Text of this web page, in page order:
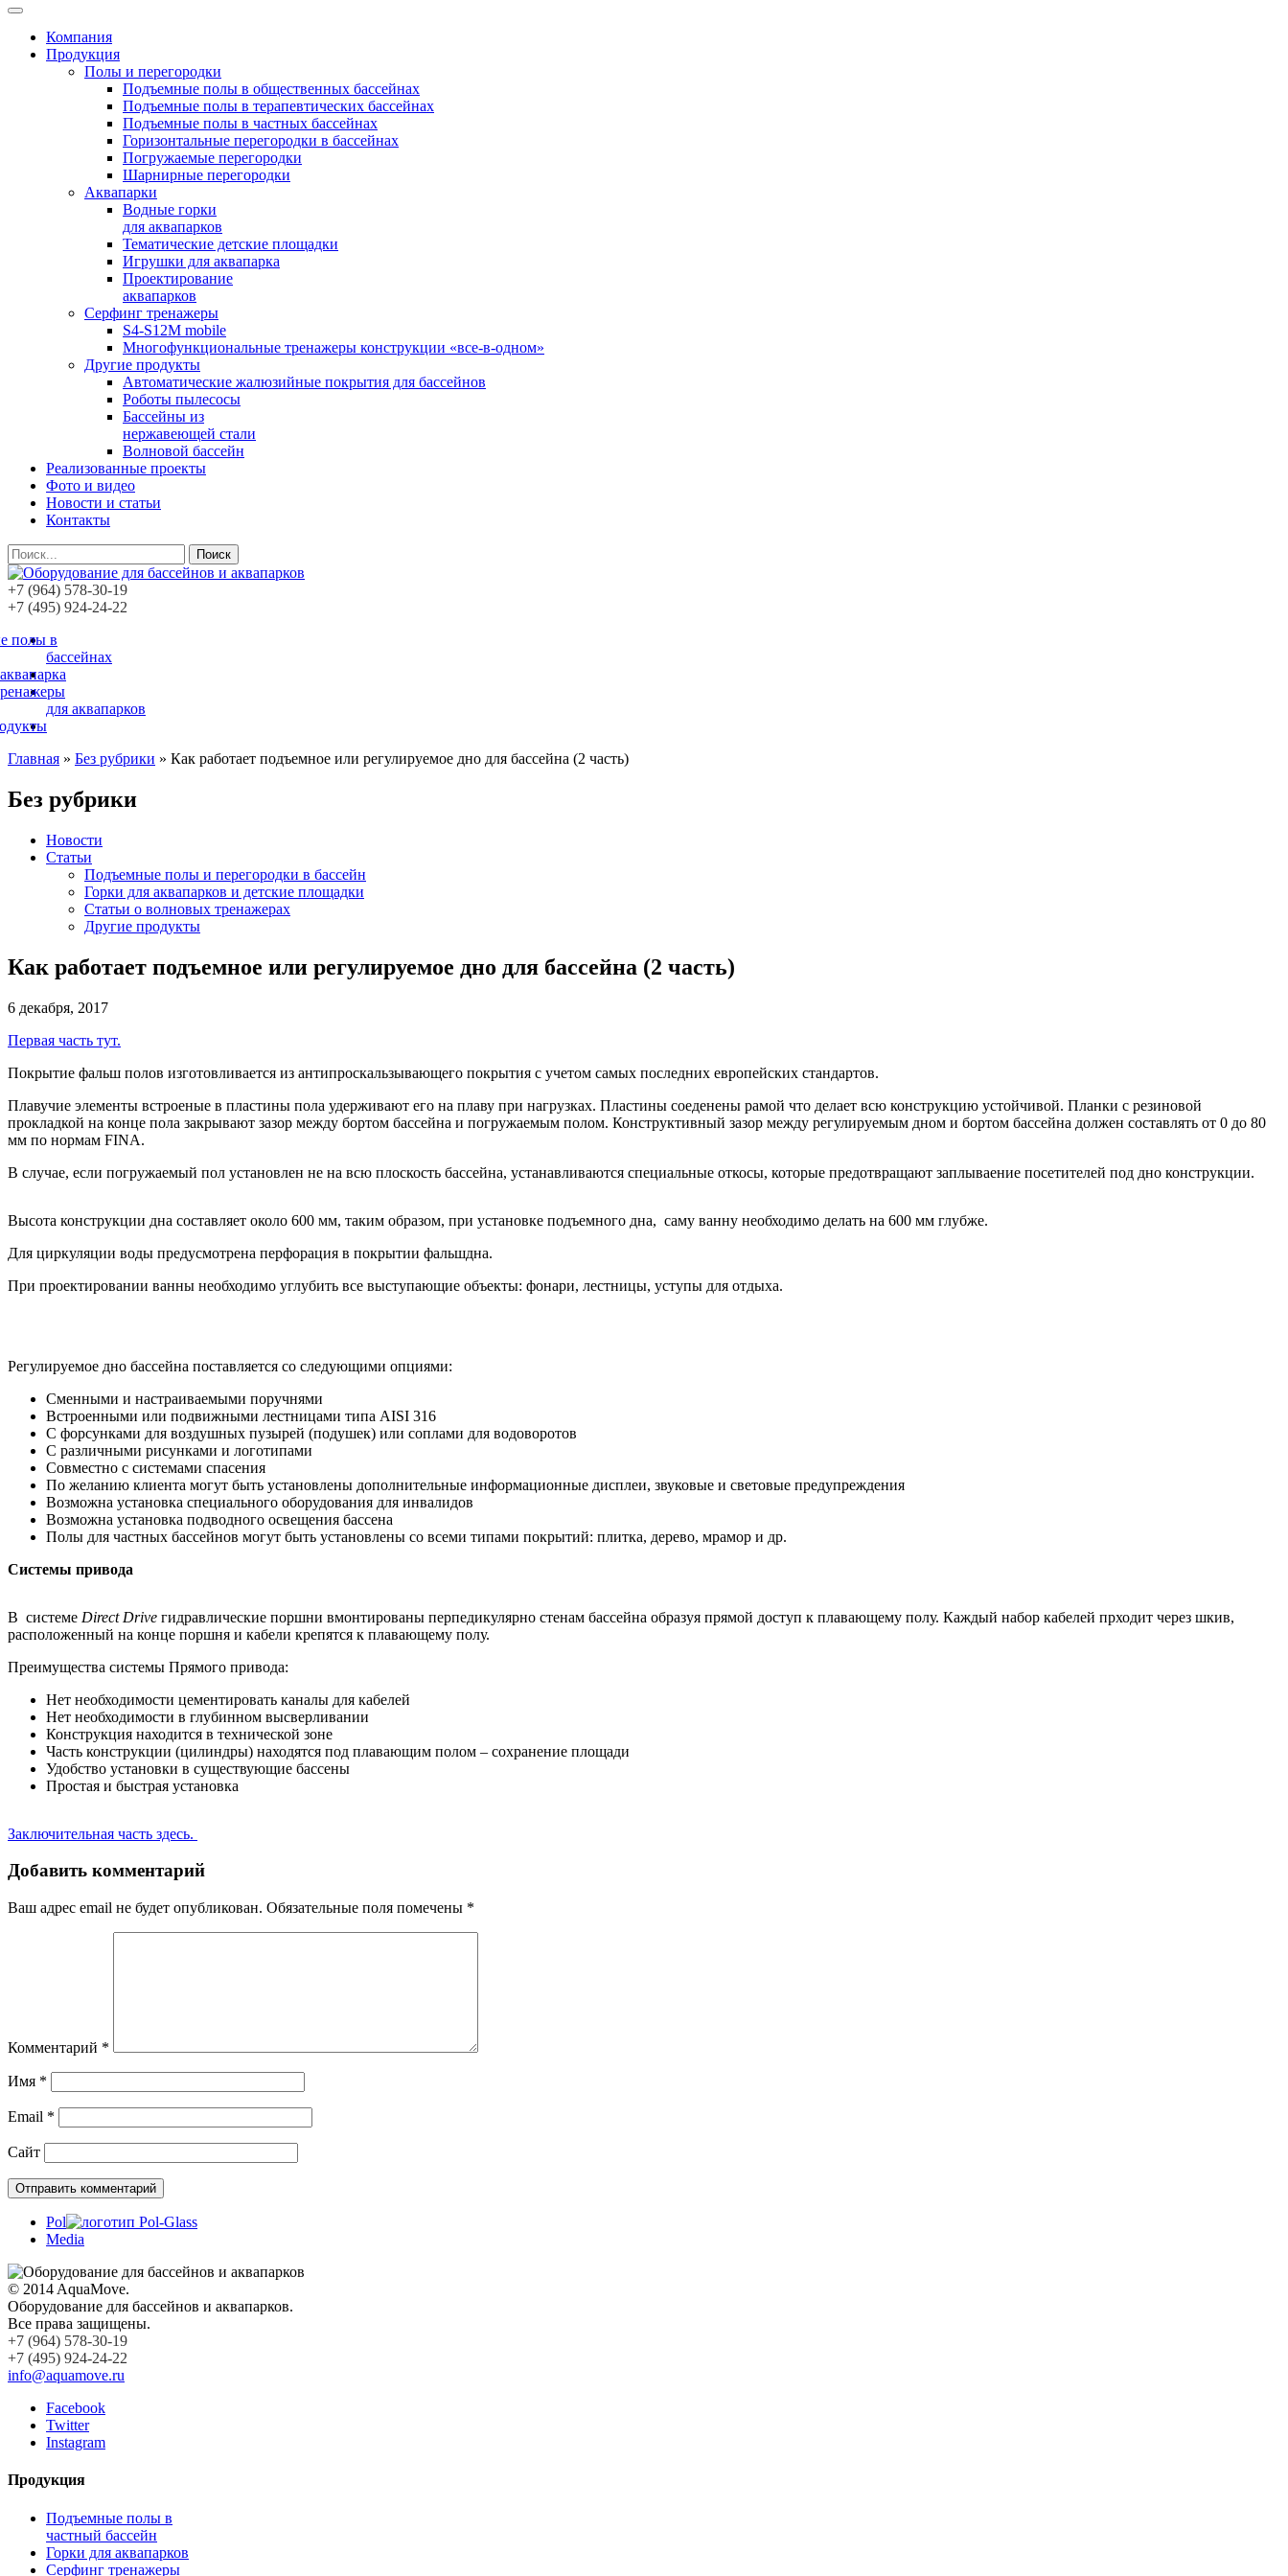
Компания
Продукция
Полы и перегородки
Подъемные полы в общественных бассейнах
Подъемные полы в терапевтических бассейнах
Подъемные полы в частных бассейнах
Горизонтальные перегородки в бассейнах
Погружаемые перегородки
Шарнирные перегородки
Аквапарки
Водные горки
для аквапарков
Тематические детские площадки
Игрушки для аквапарка
Проектирование
аквапарков
Серфинг тренажеры
S4-S12M mobile
Многофункциональные тренажеры конструкции «все-в-одном»
Другие продукты
Автоматические жалюзийные покрытия для бассейнов
Роботы пылесосы
Бассейны из
нержавеющей стали
Волновой бассейн
Реализованные проекты
Фото и видео
Новости и статьи
Контакты
Поиск
+7 (964) 578-30-19
+7 (495) 924-24-22
полы в
бассейнах
для аквапарков
Главная » Без рубрики » Как работает подъемное или регулируемое дно для бассейна (2 часть)
Без рубрики
Новости
Статьи
Подъемные полы и перегородки в бассейн
Горки для аквапарков и детские площадки
Статьи о волновых тренажерах
Другие продукты
Как работает подъемное или регулируемое дно для бассейна (2 часть)
6 декабря, 2017
Первая часть тут.
Покрытие фальш полов изготовливается из антипроскальзывающего покрытия с учетом самых последних европейских стандартов.
Плавучие элементы встроеные в пластины пола удерживают его на плаву при нагрузках. Пластины соеденены рамой что делает всю конструкцию устойчивой. Планки с резиновой
прокладкой на конце пола закрывают зазор между бортом бассейна и погружаемым полом. Конструктивный зазор между регулируемым дном и бортом бассейна должен составлять от 0 до 80
мм по нормам FINA.
В случае, если погружаемый пол установлен не на всю плоскость бассейна, устанавливаются специальные откосы, которые предотвращают заплываение посетителей под дно конструкции.
Высота конструкции дна составляет около 600 мм, таким образом, при установке подъемного дна, саму ванну необходимо делать на 600 мм глубже.
Для циркуляции воды предусмотрена перфорация в покрытии фальшдна.
При проектировании ванны необходимо углубить все выступающие объекты: фонари, лестницы, уступы для отдыха.
Регулируемое дно бассейна поставляется со следующими опциями:
Сменными и настраиваемыми поручнями
Встроенными или подвижными лестницами типа AISI 316
С форсунками для воздушных пузырей (подушек) или соплами для водоворотов
С различными рисунками и логотипами
Совместно с системами спасения
По желанию клиента могут быть установлены дополнительные информационные дисплеи, звуковые и световые предупреждения
Возможна установка специального оборудования для инвалидов
Возможна установка подводного освещения бассена
Полы для частных бассейнов могут быть установлены со всеми типами покрытий: плитка, дерево, мрамор и др.
Системы привода
В системе Direct Drive гидравлические поршни вмонтированы перпедикулярно стенам бассейна образуя прямой доступ к плавающему полу. Каждый набор кабелей прходит через шкив,
расположенный на конце поршня и кабели крепятся к плавающему полу.
Преимущества системы Прямого привода:
Нет необходимости цементировать каналы для кабелей
Нет необходимости в глубинном высверливании
Конструкция находится в технической зоне
Часть конструкции (цилиндры) находятся под плавающим полом – сохранение площади
Удобство установки в существующие бассены
Простая и быстрая установка
Заключительная часть здесь.
Добавить комментарий
Ваш адрес email не будет опубликован. Обязательные поля помечены *
Комментарий *
Имя *
Email *
Сайт
Pol
Media
© 2014 AquaMove.
Оборудование для бассейнов и аквапарков.
Все права защищены.
+7 (964) 578-30-19
+7 (495) 924-24-22
info@aquamove.ru
Facebook
Twitter
Instagram
Продукция
Подъемные полы в
частный бассейн
Горки для аквапарков
Серфинг тренажеры